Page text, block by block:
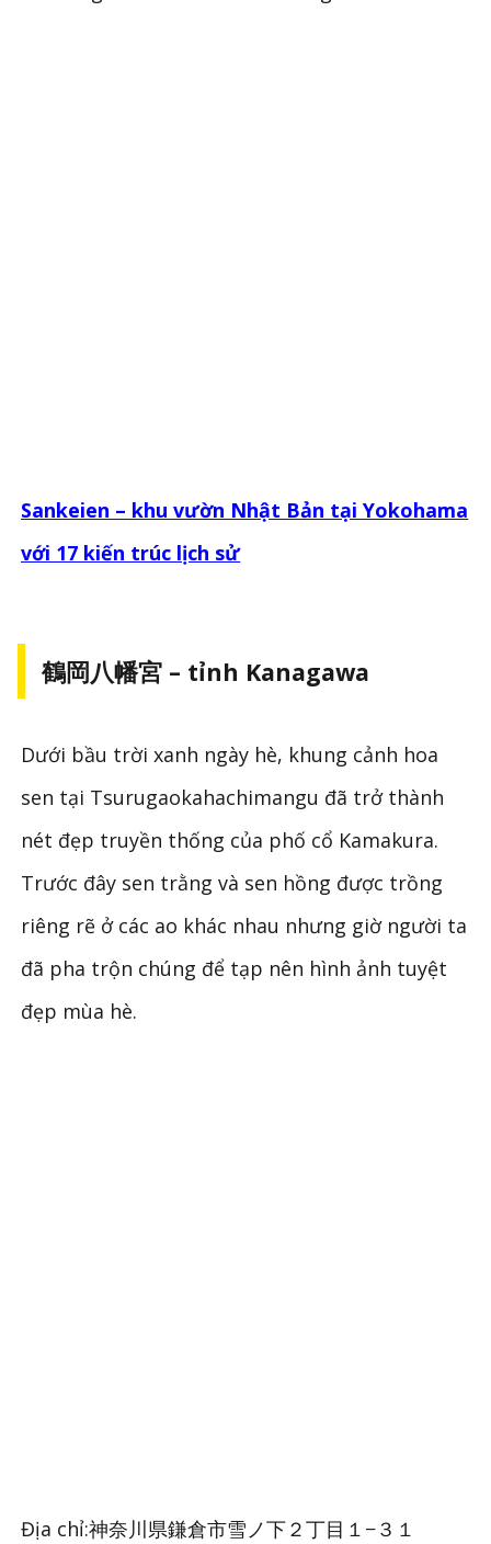
Sankeien – khu vườn Nhật Bản tại Yokohama
với 17 kiến trúc lịch sử
鶴岡八幡宮 – tỉnh Kanagawa
Dưới bầu trời xanh ngày hè, khung cảnh hoa
sen tại Tsurugaokahachimangu đã trở thành
nét đẹp truyền thống của phố cổ Kamakura.
Trước đây sen trằng và sen hồng được trồng
riêng rẽ ở các ao khác nhau nhưng giờ người ta
đã pha trộn chúng để tạp nên hình ảnh tuyệt
đẹp mùa hè.
Địa chỉ:神奈川県鎌倉市雪ノ下２丁目１−３１